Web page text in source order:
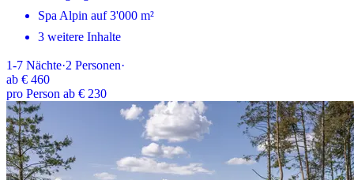
Spa Alpin auf 3'000 m²
3 weitere Inhalte
1-7 Nächte·2 Personen·
ab € 460
pro Person ab € 230